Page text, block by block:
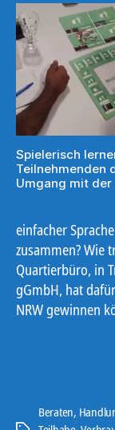
Spielerisch
Teilnehmenden
Umgang mit der
einfacher
zusammen? Wie
Quartierbüro, in
gGmbH, hat
NRW gewinnen
Beraten,